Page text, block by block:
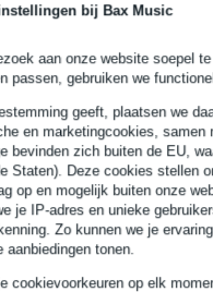
bij Bax Music
aan onze website soepel
passen, gebruiken we
geeft, plaatsen we
en marketingcookies, samen
bevinden zich buiten de EU,
Staten). Deze cookies stellen
op en mogelijk buiten onze
je IP-adres en unieke
Zo kunnen we je
aanbiedingen tonen.
cookievoorkeuren op elk
Adviesprijs € 30,- €
Op voorraad
Ook in1 winkelop
In mijn